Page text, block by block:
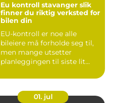
Eu kontroll stavanger slik
finner du riktig verksted for
bilen din
EU-kontroll er noe alle
bileiere må forholde seg til,
men mange utsetter
planleggingen til siste lit...
01. jul